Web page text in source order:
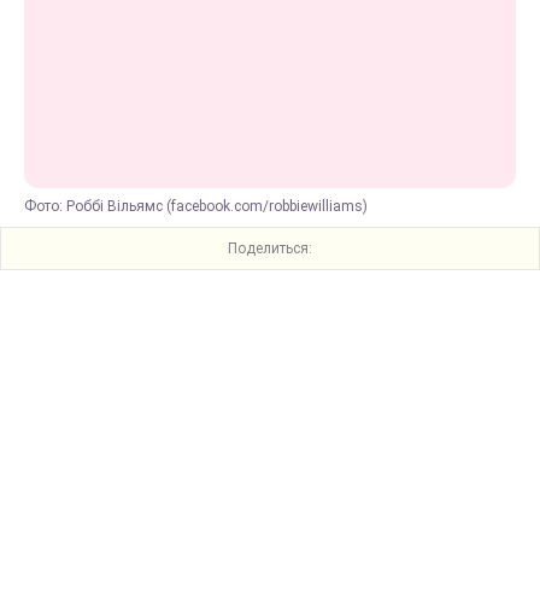
Фото: Роббі Вільямс (facebook.com/robbiewilliams)
Поделиться: